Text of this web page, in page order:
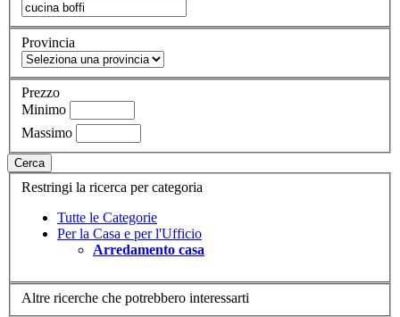
Provincia
Prezzo
Minimo
Massimo
Cerca
Restringi la ricerca per categoria
Tutte le Categorie
Per la Casa e per l'Ufficio
Arredamento casa
Altre ricerche che potrebbero interessarti